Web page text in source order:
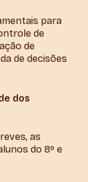
para
de
de
de decisões
dos
as
do 8º e